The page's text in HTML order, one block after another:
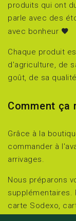
produits qui ont
parle avec des
avec bonheur
Chaque produit
d'agriculture, de
goût, de sa
Comment ça
Grâce à la
commander à
arrivages.
Nous préparons
supplémentaires.
carte Sodexo,